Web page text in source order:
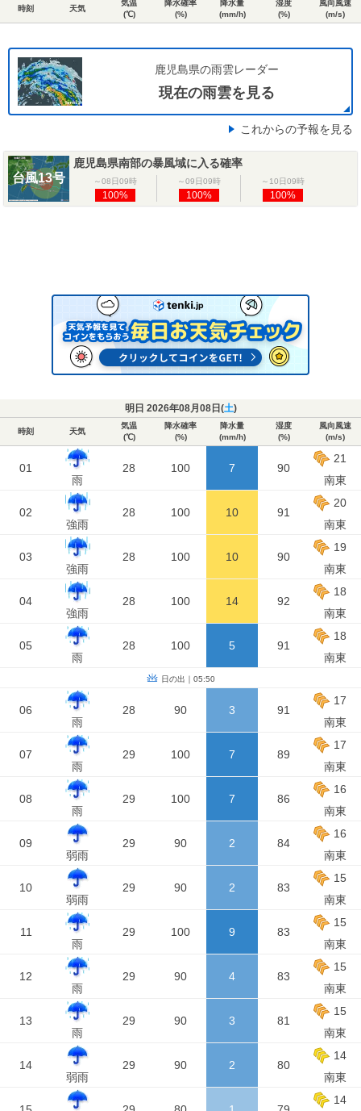
時刻 天気
気温
(℃)
降水確率
(%)
降水量
(mm/h)
湿度
(%)
風向風速
(m/s)
鹿児島県の雨雲レーダー
現在の雨雲を見る
これからの予報を見る
台風13号
鹿児島県南部の暴風域に入る確率
～08日09時
100%
～09日09時
100%
～10日09時
100%
明日 2026年08月08日(土)
時刻 天気
気温
(℃)
降水確率
(%)
降水量
(mm/h)
湿度
(%)
風向風速
(m/s)
01
雨
28 100 7 90
21
南東
02
強雨
28 100 10 91
20
南東
03
強雨
28 100 10 90
19
南東
04
強雨
28 100 14 92
18
南東
05
雨
28 100 5 91
18
南東
日の出｜05:50
06
雨
28 90 3 91
17
南東
07
雨
29 100 7 89
17
南東
08
雨
29 100 7 86
16
南東
09
弱雨
29 90 2 84
16
南東
10
弱雨
29 90 2 83
15
南東
11
雨
29 100 9 83
15
南東
12
雨
29 90 4 83
15
南東
13
雨
29 90 3 81
15
南東
14
弱雨
29 90 2 80
14
南東
14